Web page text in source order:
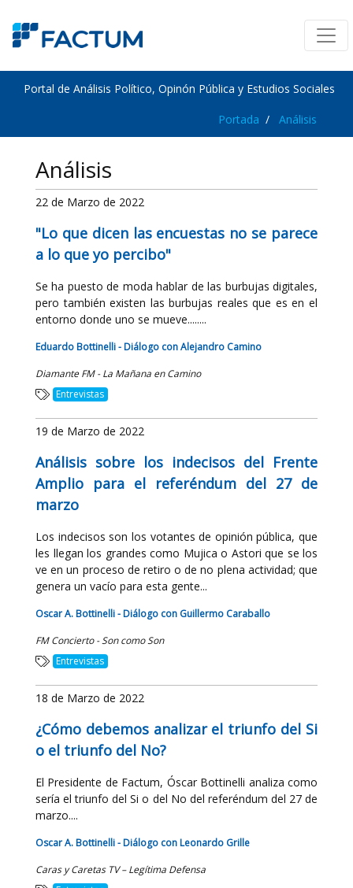
Portal de Análisis Político, Opinón Pública y Estudios Sociales
Portada Análisis
Análisis
22 de Marzo de 2022
"Lo que dicen las encuestas no se parece
a lo que yo percibo"
Se ha puesto de moda hablar de las burbujas digitales,
pero también existen las burbujas reales que es en el
entorno donde uno se mueve........
Eduardo Bottinelli - Diálogo con Alejandro Camino
Diamante FM - La Mañana en Camino
Entrevistas
19 de Marzo de 2022
Análisis sobre los indecisos del Frente
Amplio para el referéndum del 27 de
marzo
Los indecisos son los votantes de opinión pública, que
les llegan los grandes como Mujica o Astori que se los
ve en un proceso de retiro o de no plena actividad; que
genera un vacío para esta gente...
Oscar A. Bottinelli - Diálogo con Guillermo Caraballo
FM Concierto - Son como Son
Entrevistas
18 de Marzo de 2022
¿Cómo debemos analizar el triunfo del Si
o el triunfo del No?
El Presidente de Factum, Óscar Bottinelli analiza como
sería el triunfo del Si o del No del referéndum del 27 de
marzo....
Oscar A. Bottinelli - Diálogo con Leonardo Grille
Caras y Caretas TV – Legítima Defensa